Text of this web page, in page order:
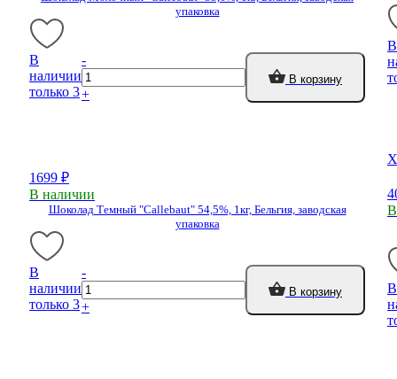
упаковка
В
наличии
только 3
-
+
В корзину
В
1699 ₽
В наличии
Шоколад Темный "Callebaut" 54,5%, 1кг, Бельгия, заводская
упаковка
В
наличии
только 3
-
+
В корзину
В